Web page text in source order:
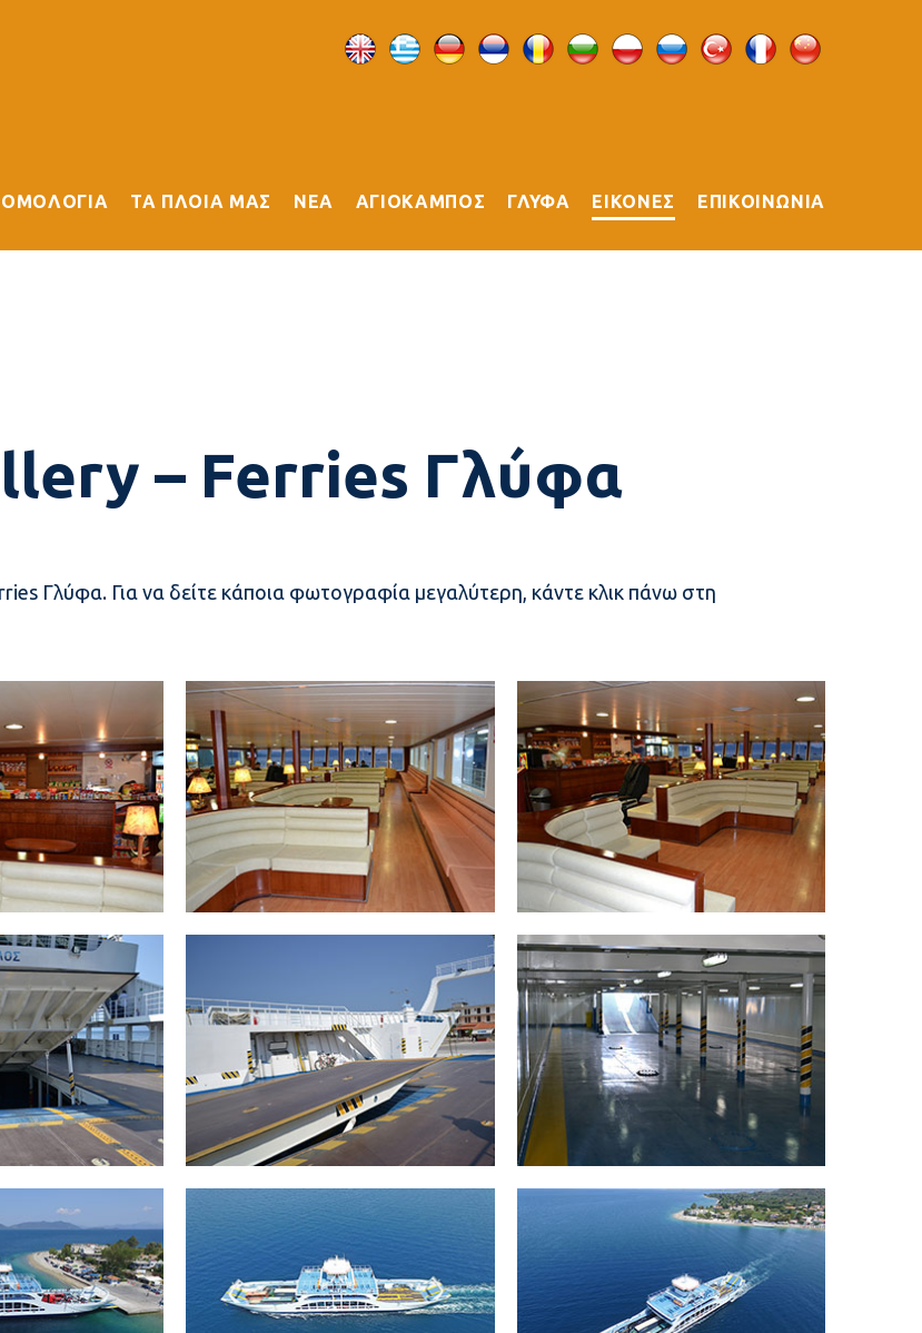
ΤΑ ΠΛΟΙΑ ΜΑΣ ΝΕΑ ΑΓΙΟΚΑΜΠΟΣ ΓΛΥΦΑ ΕΙΚΟΝΕΣ ΕΠΙΚΟΙΝΩΝΙΑ
– Ferries Γλύφα
Γλύφα. Για να δείτε κάποια φωτογραφία μεγαλύτερη, κάντε κλικ πάνω στη